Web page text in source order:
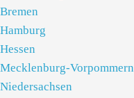
Bremen
Hamburg
Hessen
Mecklenburg-Vorpommern
Niedersachsen